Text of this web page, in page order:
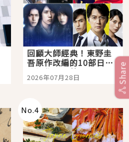
回顧大師經典！東野圭
吾原作改編的10部日本
影視作品推薦
2026年07月28日
No.4
Share